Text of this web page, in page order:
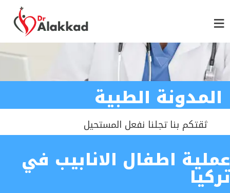
المدونة الطبية
ثقتكم بنا تجلنا نفعل المستحيل
عملية اطفال الانابيب في
تركيا